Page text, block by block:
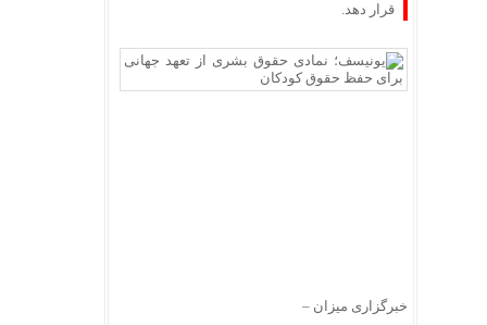
قرار دهد.
خبرگزاری میزان –